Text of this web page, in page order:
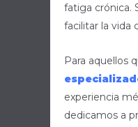
fatiga crónica.
facilitar la vida
Para aquellos
experiencia
dedicamos a